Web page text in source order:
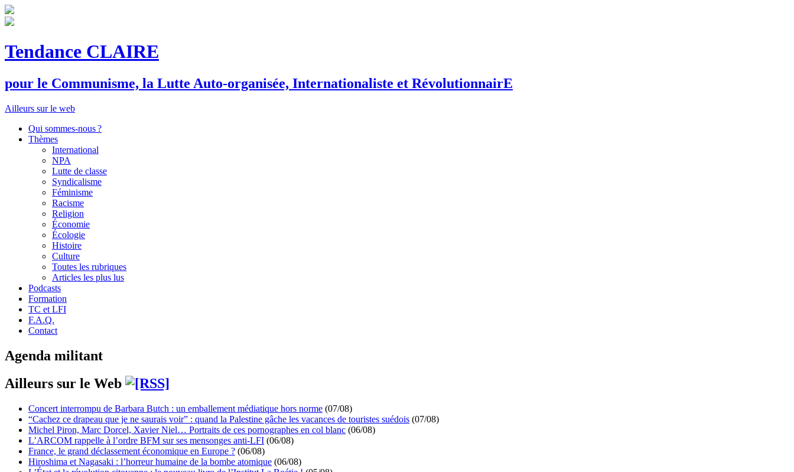
Tendance CLAIRE
pour le Communisme, la Lutte Auto-organisée, Internationaliste et RévolutionnairE
Ailleurs sur le web
Qui sommes-nous ?
Thèmes
International
NPA
Lutte de classe
Syndicalisme
Féminisme
Racisme
Religion
Économie
Écologie
Histoire
Culture
Toutes les rubriques
Articles les plus lus
Podcasts
Formation
TC et LFI
F.A.Q.
Contact
Agenda militant
Ailleurs sur le Web
Concert interrompu de Barbara Butch : un emballement médiatique hors norme (07/08)
“Cachez ce drapeau que je ne saurais voir” : quand la Palestine gâche les vacances de touristes suédois (07/08)
Michel Piron, Marc Dorcel, Xavier Niel… Portraits de ces pornographes en col blanc (06/08)
L’ARCOM rappelle à l’ordre BFM sur ses mensonges anti-LFI (06/08)
France, le grand déclassement économique en Europe ? (06/08)
Hiroshima et Nagasaki : l’horreur humaine de la bombe atomique (06/08)